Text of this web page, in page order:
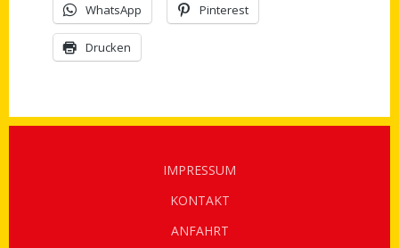
WhatsApp Pinterest
Drucken
IMPRESSUM
KONTAKT
ANFAHRT